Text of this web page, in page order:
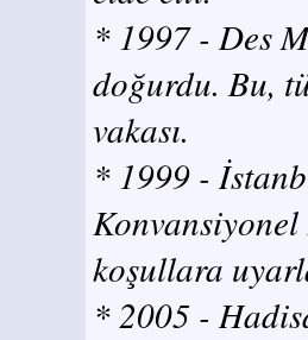
* 1997 - Des
doğurdu. Bu,
vakası.
* 1999 -
koşullara
* 2005 -